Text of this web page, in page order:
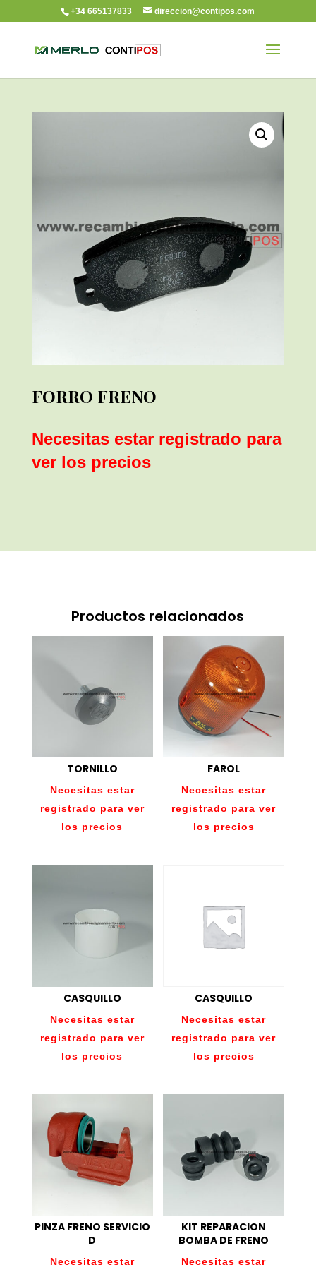
+34 665137833 direccion@contipos.com
FORRO FRENO
Necesitas estar registrado para
ver los precios
Productos relacionados
TORNILLO
Necesitas estar
registrado para ver
los precios
FAROL
Necesitas estar
registrado para ver
los precios
CASQUILLO
Necesitas estar
registrado para ver
los precios
CASQUILLO
Necesitas estar
registrado para ver
los precios
PINZA FRENO SERVICIO
D
Necesitas estar
KIT REPARACION
BOMBA DE FRENO
Necesitas estar